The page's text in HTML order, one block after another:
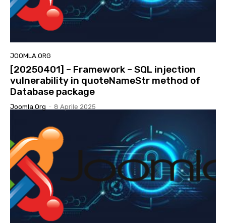
JOOMLA.ORG
[20250401] – Framework – SQL injection
vulnerability in quoteNameStr method of
Database package
Joomla.org - 8 Aprile 2025